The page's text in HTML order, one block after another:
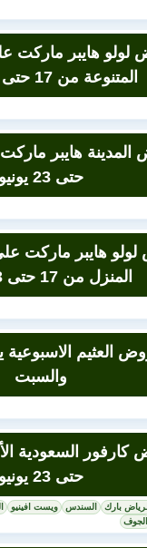
هايبر ماركت
المتنوعة من 17 حتى 23 يونيو
حتى 23 يونيو
هايبر ماركت على
المنزل من 17 حتى 23 يونيو
العثيم الاسبوعية
والسبت
حتى 23 يونيو
الرياض بارك السندس ويست افينيو
الجوف